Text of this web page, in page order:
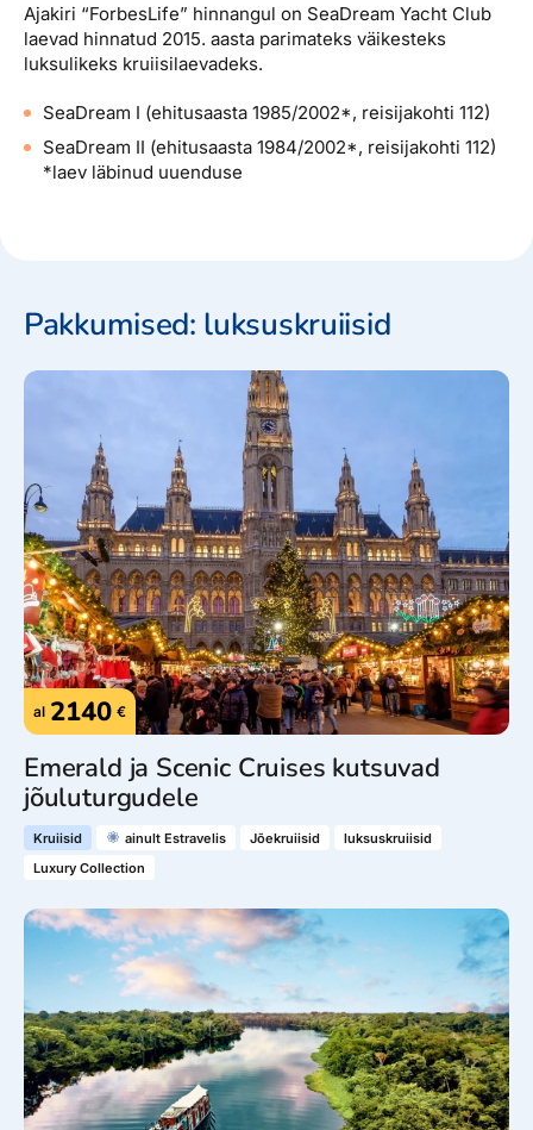
Ajakiri “ForbesLife” hinnangul on SeaDream Yacht Club
laevad hinnatud 2015. aasta parimateks väikesteks
luksulikeks kruiisilaevadeks.
SeaDream I (ehitusaasta 1985/2002*, reisijakohti 112)
SeaDream II (ehitusaasta 1984/2002*, reisijakohti 112)
*laev läbinud uuenduse
Pakkumised: luksuskruiisid
al 2140 €
Emerald ja Scenic Cruises kutsuvad
jõuluturgudele
Kruiisid ainult Estravelis Jõekruiisid
luksuskruiisid
Luxury Collection